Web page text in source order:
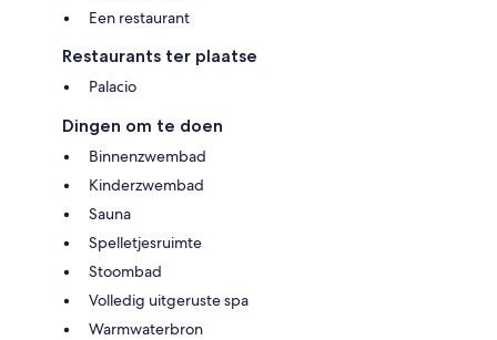
Een restaurant
Restaurants ter plaatse
Palacio
Dingen om te doen
Binnenzwembad
Kinderzwembad
Sauna
Spelletjesruimte
Stoombad
Volledig uitgeruste spa
Warmwaterbron